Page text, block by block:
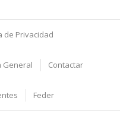
de Privacidad
General Contactar
Feder